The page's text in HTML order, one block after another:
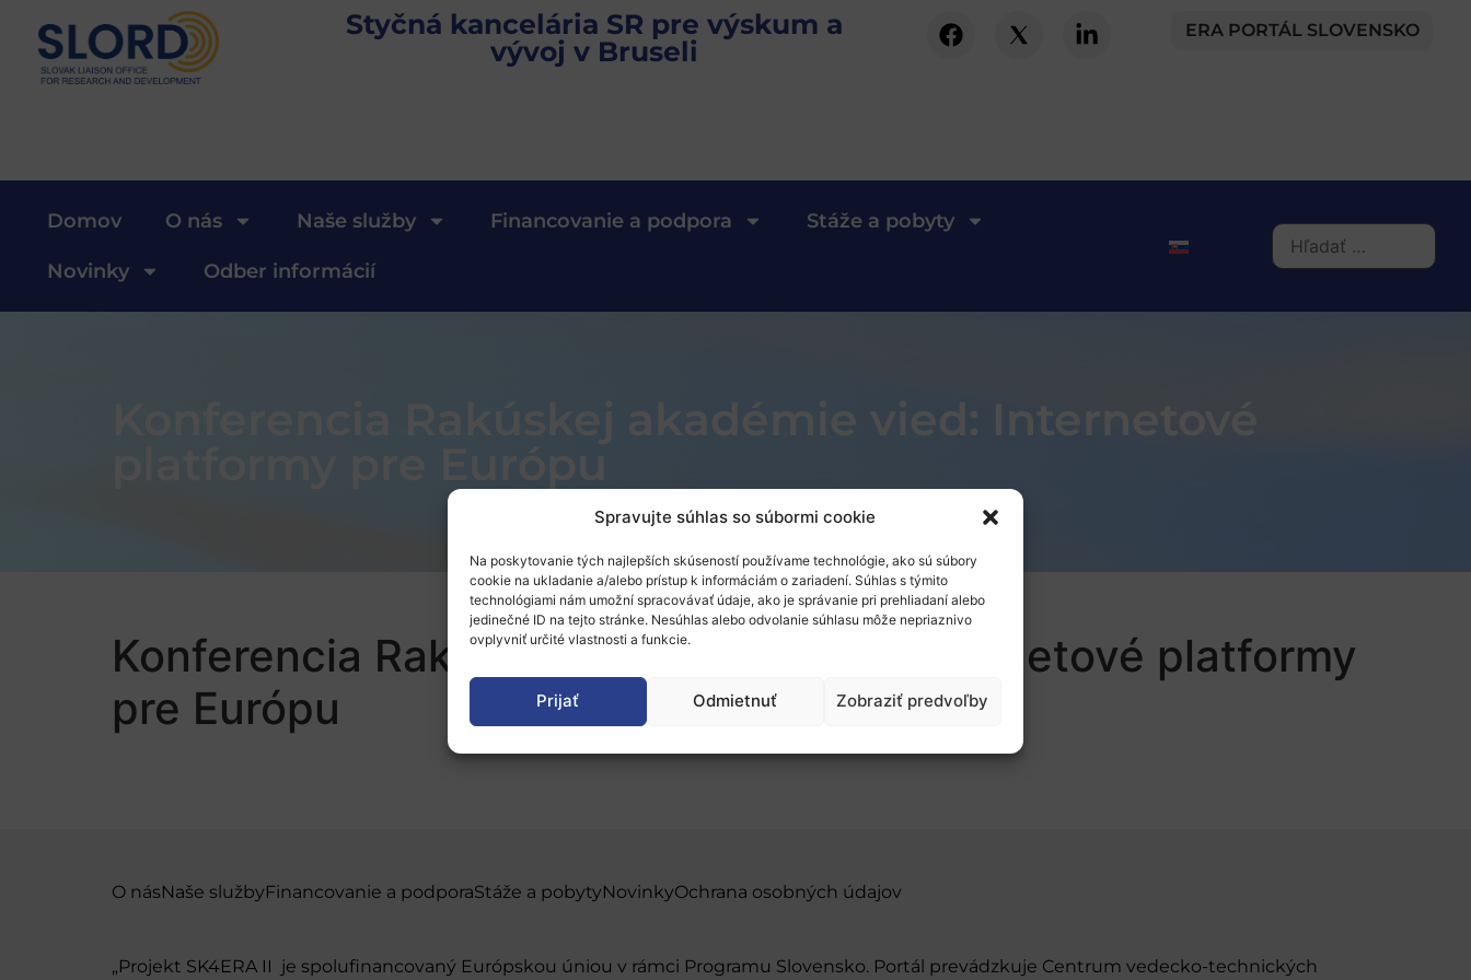
Spravujte súhlas so súbormi cookie
Na poskytovanie tých najlepších skúseností používame technológie, ako sú súbory
cookie na ukladanie a/alebo prístup k informáciám o zariadení. Súhlas s týmito
technológiami nám umožní spracovávať údaje, ako je správanie pri prehliadaní alebo
jedinečné ID na tejto stránke. Nesúhlas alebo odvolanie súhlasu môže nepriaznivo
ovplyvniť určité vlastnosti a funkcie.
Prijať Odmietnuť Zobraziť predvoľby
Styčná kancelária SR pre výskum a
vývoj v Bruseli
ERA PORTÁL SLOVENSKO
Domov O nás Naše služby Financovanie a podpora Stáže a pobyty
Novinky Odber informácií
Konferencia Rakúskej akadémie vied: Internetové
Konferencia Rakúskej akadémie vied: Internetové platformy
pre Európu
O násNaše službyFinancovanie a podporaStáže a pobytyNovinkyOchrana osobných údajov
„Projekt SK4ERA II je spolufinancovaný Európskou úniou v rámci Programu Slovensko. Portál prevádzkuje Centrum vedecko-technických